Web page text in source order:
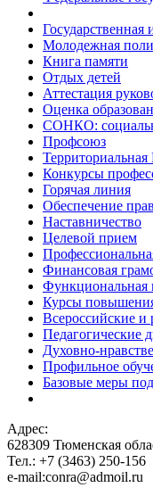
Государственная
Молодежная
Книга памяти
Отдых детей
Аттестация
Оценка
СОНКО:
Профсоюз
Конкурсы
Горячая линия
Обеспечение
Наставничество
Целевой прием
Финансовая
Функциональная
Курсы
Всероссийские
Педагогические
Духовно-
Профильное
Базовые меры
Адрес:
628309 Тюменская
Тел.: +7 (3463) 250-156
e-mail:conra@admoil.ru